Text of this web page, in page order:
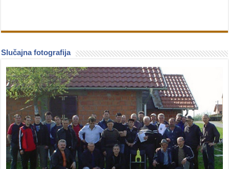
Slučajna fotografija